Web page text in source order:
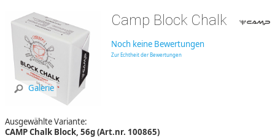
Entdecken
Galerie
Camp Block Chalk
Noch keine Bewertungen
Zur Echtheit der Bewertungen
Ausgewählte Variante:
CAMP Chalk Block, 56g (Art.nr. 100865)